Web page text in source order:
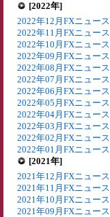
[2022年]
2022年12月FXニュース
2022年11月FXニュース
2022年10月FXニュース
2022年09月FXニュース
2022年08月FXニュース
2022年07月FXニュース
2022年06月FXニュース
2022年05月FXニュース
2022年04月FXニュース
2022年03月FXニュース
2022年02月FXニュース
2022年01月FXニュース
[2021年]
2021年12月FXニュース
2021年11月FXニュース
2021年10月FXニュース
2021年09月FXニュース